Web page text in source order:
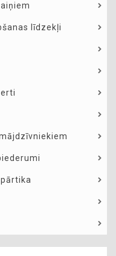
līdzekļi